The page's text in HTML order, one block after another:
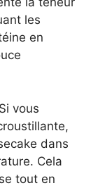
les
en
vous
dans
Cela
tout en